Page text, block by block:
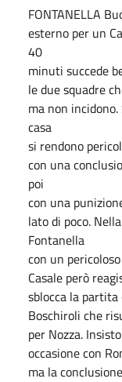
FONTANELLA
esterno per un
40
minuti succede
le due squadre
ma non
casa
si rendono
con una
poi
con una
lato di poco.
Fontanella
con un
Casale però
sblocca la
Boschiroli che
per Nozza.
occasione con
ma la